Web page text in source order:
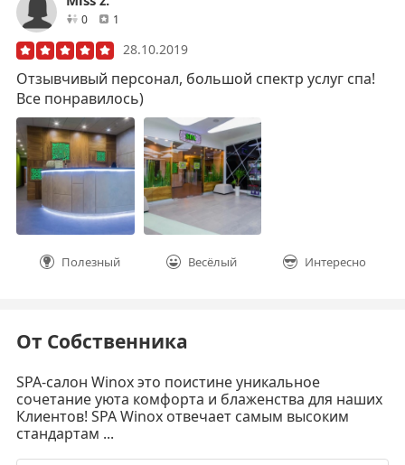
0друзей1
28.10.2019
Отзывчивый персонал, большой спектр услуг спа!
Все понравилось)
Полезный Весёлый Интересно
От Собственника
SPA-салон Winox это поистине уникальное
сочетание уюта комфорта и блаженства для наших
Клиентов! SPA Winox отвечает самым высоким
стандартам ...